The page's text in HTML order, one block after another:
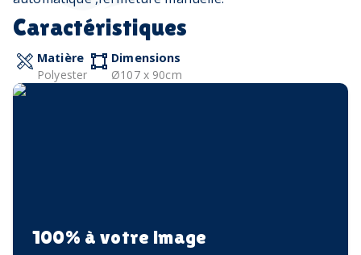
Caractéristiques
Matière
Polyester
Dimensions
Ø107 x 90cm
100% à votre image